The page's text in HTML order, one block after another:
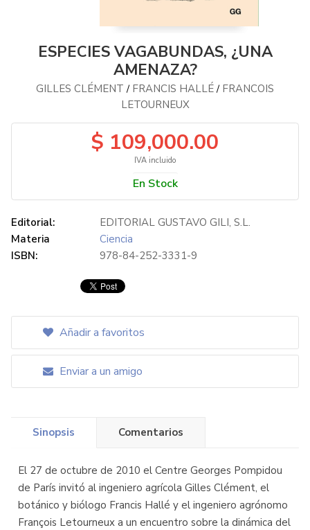
ESPECIES VAGABUNDAS, ¿UNA
AMENAZA?
GILLES CLÉMENT / FRANCIS HALLÉ/ FRANCOIS
LETOURNEUX
$ 109,000.00
IVA incluido
En Stock
Editorial:
EDITORIAL GUSTAVO GILI, S.L.
Materia
Ciencia
ISBN:
978-84-252-3331-9
Añadir a favoritos
Enviar a un amigo
Sinopsis Comentarios
El 27 de octubre de 2010 el Centre Georges Pompidou
de París invitó al ingeniero agrícola Gilles Clément, el
botánico y biólogo Francis Hallé y el ingeniero agrónomo
François Letourneux a un encuentro sobre la dinámica del